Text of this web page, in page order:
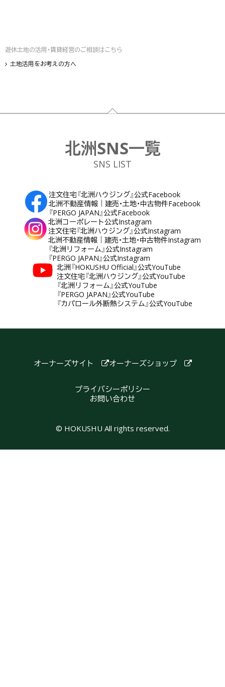
遊休土地の活用・賃貸経営のご相談はこちら
土地活用をお考えの方へ
フッター
北洲SNS一覧
SNS LIST
注文住宅『北洲ハウジング』公式Facebook
北洲不動産情報｜建売・土地・中古物件Facebook
『PERGO JAPAN』公式Facebook
北洲コーポレート公式Instagram
注文住宅『北洲ハウジング』公式Instagram
北洲不動産情報｜建売・土地・中古物件Instagram
『北洲リフォーム』公式Instagram
『PERGO JAPAN』公式Instagram
北洲『HOKUSHU Official』公式YouTube
注文住宅『北洲ハウジング』公式YouTube
『北洲リフォーム』公式YouTube
『PERGO JAPAN』公式YouTube
『カパロール外断熱システム』公式YouTube
オーナーズサイト オーナーズショップ
プライバシーポリシー
お問い合わせ
© HOKUSHU All rights reserved.